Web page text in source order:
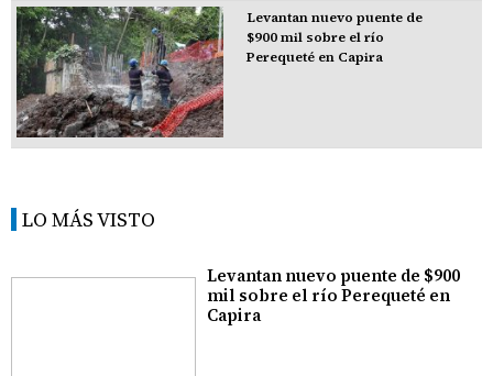
Levantan nuevo puente de
$900 mil sobre el río
Perequeté en Capira
LO MÁS VISTO
Levantan nuevo puente de $900
mil sobre el río Perequeté en
Capira